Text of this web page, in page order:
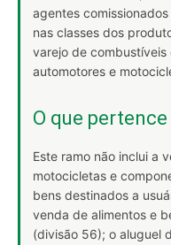
agentes
nas classes dos
varejo de
automotores e
O que
Este ramo não inclui a
motocicletas e
bens destinados a
venda de alimentos e
(divisão 56); o aluguel